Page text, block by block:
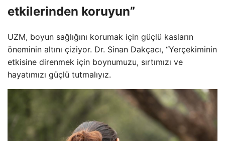
etkilerinden koruyun”
UZM, boyun sağlığını korumak için güçlü kasların
öneminin altını çiziyor. Dr. Sinan Dakçacı, “Yerçekiminin
etkisine direnmek için boynumuzu, sırtımızı ve
hayatımızı güçlü tutmalıyız.